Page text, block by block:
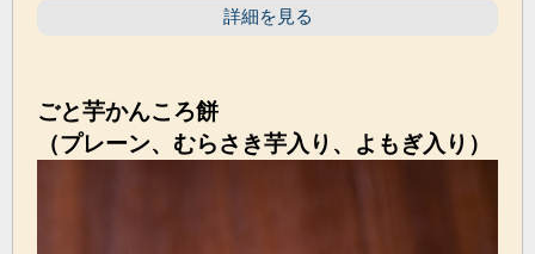
詳細を見る
ごと芋かんころ餅
（プレーン、むらさき芋入り、よもぎ入り）